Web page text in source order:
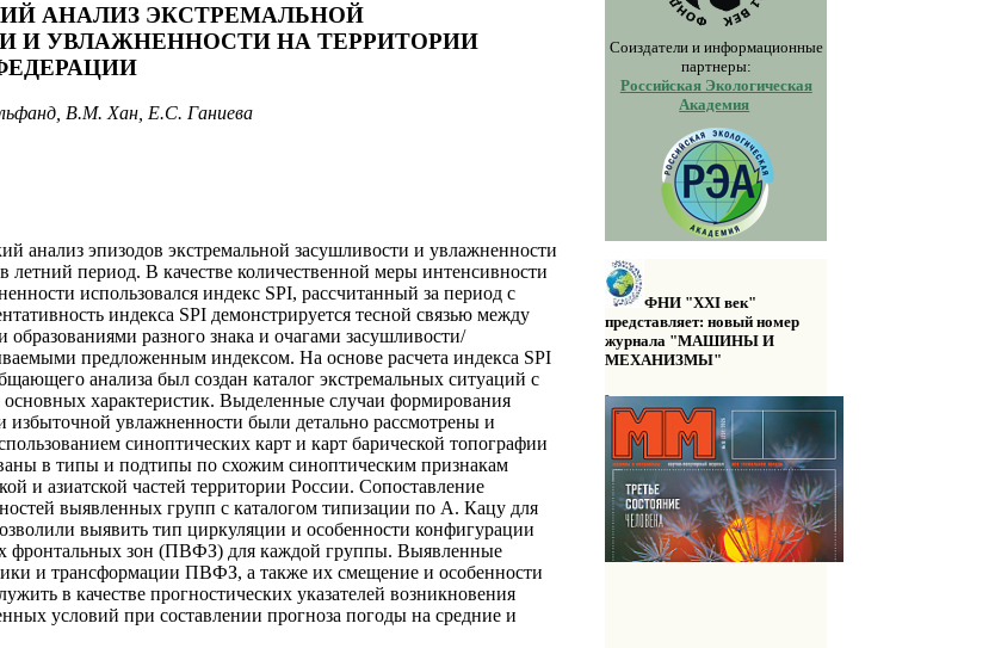
Соиздатели и информационные
партнеры:
Российская Экологическая
Академия
ФНИ "XXI век"
представляет: новый номер
журнала "МАШИНЫ И
МЕХАНИЗМЫ"
АНАЛИЗ ЭКСТРЕМАЛЬНОЙ
И УВЛАЖНЕННОСТИ НА ТЕРРИТОРИИ
В.М. Хан, Е.С. Ганиева
анализ эпизодов экстремальной засушливости и увлажненности
летний период. В качестве количественной меры интенсивности
использовался индекс SPI, рассчитанный за период с
индекса SPI демонстрируется тесной связью между
разного знака и очагами засушливости/
предложенным индексом. На основе расчета индекса SPI
анализа был создан каталог экстремальных ситуаций с
характеристик. Выделенные случаи формирования
избыточной увлажненности были детально рассмотрены и
синоптических карт и карт барической топографии
в типы и подтипы по схожим синоптическим признакам
и азиатской частей территории России. Сопоставление
выявленных групп с каталогом типизации по А. Кацу для
выявить тип циркуляции и особенности конфигурации
фронтальных зон (ПВФЗ) для каждой группы. Выявленные
и трансформации ПВФЗ, а также их смещение и особенности
в качестве прогностических указателей возникновения
условий при составлении прогноза погоды на средние и